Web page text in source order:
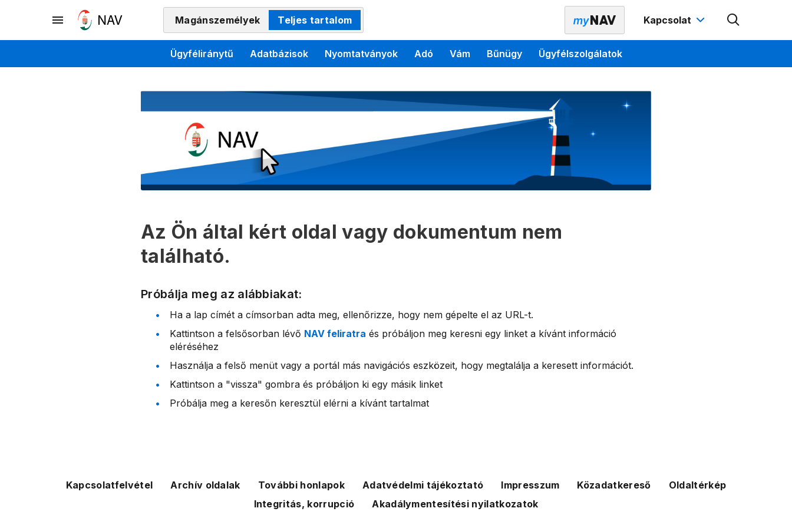
Magánszemélyek Teljes tartalom Kapcsolat
Ügyféliránytű Adatbázisok Nyomtatványok Adó Vám Bűnügy Ügyfélszolgálatok
Az Ön által kért oldal vagy dokumentum nem
található.
Próbálja meg az alábbiakat:
Ha a lap címét a címsorban adta meg, ellenőrizze, hogy nem gépelte el az URL-t.
Kattintson a felsősorban lévő NAV feliratra és próbáljon meg keresni egy linket a kívánt információ
eléréséhez
Használja a felső menüt vagy a portál más navigációs eszközeit, hogy megtalálja a keresett információt.
Kattintson a "vissza" gombra és próbáljon ki egy másik linket
Próbálja meg a keresőn keresztül elérni a kívánt tartalmat
Kapcsolatfelvétel Archív oldalak További honlapok Adatvédelmi tájékoztató Impresszum Közadatkereső
Oldaltérkép
Integritás, korrupció
Akadálymentesítési nyilatkozatok